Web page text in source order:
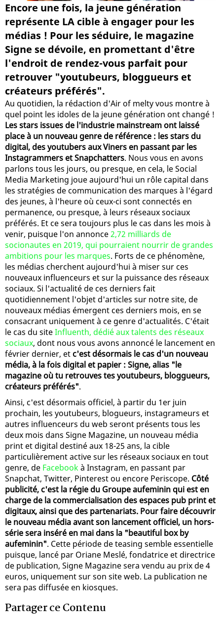
Encore une fois, la jeune génération
représente LA cible à engager pour les
médias ! Pour les séduire, le magazine
Signe se dévoile, en promettant d'être
l'endroit de rendez-vous parfait pour
retrouver "youtubeurs, bloggueurs et
créateurs préférés".
Au quotidien, la rédaction d'Air of melty vous montre à
quel point les idoles de la jeune génération ont changé !
Les stars issues de l'industrie mainstream ont laissé
place à un nouveau genre de référence : les stars du
digital, des youtubers aux Viners en passant par les
Instagrammers et Snapchatters. Nous vous en avons
parlons tous les jours, ou presque, en cela, le Social
Media Marketing joue aujourd'hui un rôle capital dans
les stratégies de communication des marques à l'égard
des jeunes, à l'heure où ceux-ci sont connectés en
permanence, ou presque, à leurs réseaux sociaux
préférés. Et ce sera toujours plus le cas dans les mois à
venir, puisque l'on annonce2,72 milliards de
socionautes en 2019, qui pourraient nourrir de grandes
ambitions pour les marques. Forts de ce phénomène,
les médias cherchent aujourd'hui à miser sur ces
nouveaux influenceurs et sur la puissance des réseaux
sociaux. Si l'actualité de ces derniers fait
quotidiennement l'objet d'articles sur notre site, de
nouveaux médias émergent ces derniers mois, en se
consacrant uniquement à ce genre d'actualités. C'était
le cas du siteInfluenth, dédié aux talents des réseaux
sociaux, dont nous vous avons annoncé le lancement en
février dernier, et c'est désormais le cas d'un nouveau
média, à la fois digital et papier : Signe, alias "le
magazine où tu retrouves tes youtubeurs, bloggueurs,
créateurs préférés".
Ainsi, c'est désormais officiel, à partir du 1er juin
prochain, les youtubeurs, blogueurs, instagrameurs et
autres influenceurs du web seront présents tous les
deux mois dans Signe Magazine, un nouveau média
print et digital destiné aux 18-25 ans, la cible
particulièrement active sur les réseaux sociaux en tout
genre, de Facebookà Instagram, en passant par
Snapchat, Twitter, Pinterest ou encore Periscope. Côté
publicité, c'est la régie du Groupe aufeminin qui est en
charge de la commercialisation des espaces pub print et
digitaux, ainsi que des partenariats. Pour faire découvrir
le nouveau média avant son lancement officiel, un hors-
série sera inséré en mai dans la "beautiful box by
aufeminin". Cette période de teasing semble essentielle
puisque, lancé par Oriane Meslé, fondatrice et directrice
de publication, Signe Magazine sera vendu au prix de 4
euros, uniquement sur son site web. La publication ne
sera pas diffusée en kiosques.
Partager ce Contenu